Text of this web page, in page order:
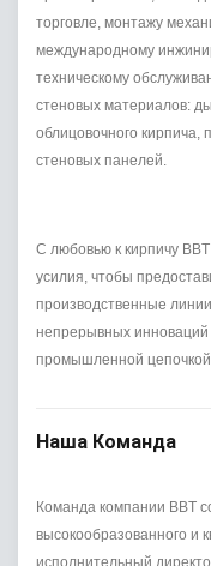
торговле, монтажу
международному
техническому
стеновых материалов:
облицовочного кирпича,
стеновых панелей.
С любовью к кирпичу
усилия, чтобы
производственные
непрерывных инноваций
промышленной
Наша Команда
Команда компании BBT
высокообразованного и
исполнительный